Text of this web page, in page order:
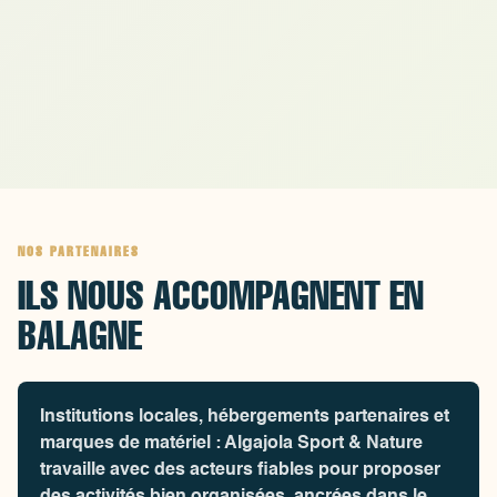
NOS PARTENAIRES
ILS NOUS ACCOMPAGNENT EN
BALAGNE
Institutions locales, hébergements partenaires et
marques de matériel : Algajola Sport & Nature
travaille avec des acteurs fiables pour proposer